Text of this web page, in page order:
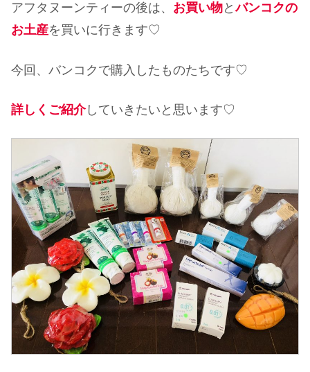
アフタヌーンティーの後は、 お買い物とバンコクの
お土産を買いに行きます♡
今回、バンコクで購入したものたちです♡
詳しくご紹介していきたいと思います♡